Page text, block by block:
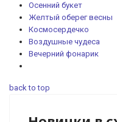
Осенний букет
Желтый оберег весны
Космосердечко
Воздушные чудеса
Вечерний фонарик
back to top